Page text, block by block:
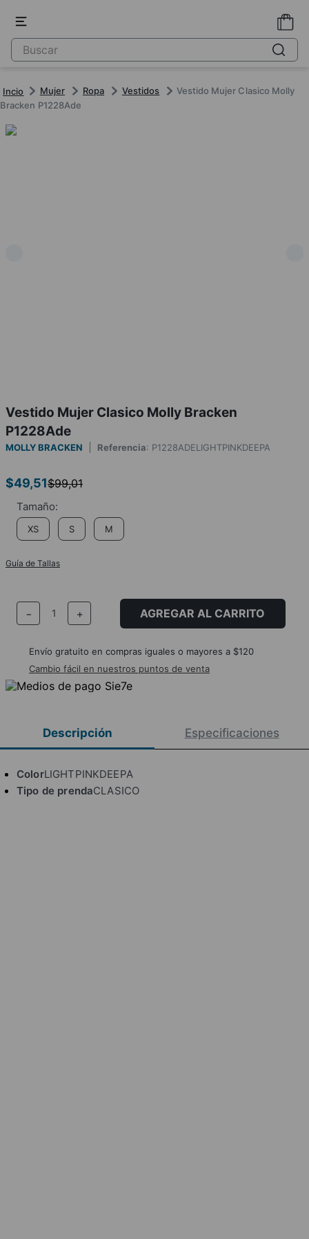
Mujer Ropa Vestidos
Vestido Mujer Clasico Molly
Bracken P1228Ade
Vestido Mujer Clasico Molly Bracken
P1228Ade
MOLLY BRACKEN Referencia: P1228ADELIGHTPINKDEEPA
$49,51$99,01
XS S M
Guía de Tallas
＋
－ AGREGAR AL CARRITO
Envío gratuito en compras iguales o mayores a $120
Cambio fácil en nuestros puntos de venta
Descripción Especificaciones
ColorLIGHTPINKDEEPA
Tipo de prendaCLASICO